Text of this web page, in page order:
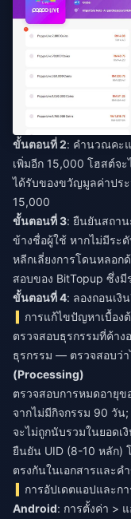
ขั้นตอนที่ 2: คำนวณคะ
เพิ่มอีก 15,000 โฮสต์จ
ได้รับของขวัญมูลค่าปร
15,000
ขั้นตอนที่ 3: ยืนยันสถาน
ข้างชื่อผู้ใช้ หากไม่มีระ
หลีกเลี่ยงการโดนหลอก
สอบของ BitTopup ซึ่งมี
ขั้นตอนที่ 4: ลองถอนเงิ
การแก้ไขปัญหาเบื้อง
ตรวจสอบธุรกรรมที่ค้าง
ธุรกรรม — ตรวจสอบว่
(Processing)
ตรวจสอบการหมดอายุ
จากไม่มีกิจกรรม 90 วั
จะไม่ถูกนับรวมในยอดเ
ยืนยัน UID (8-10 หลัก)
ตรงกันในเอกสารและค
การอัปเดตแอปและก
Android: การตั้งค่า >